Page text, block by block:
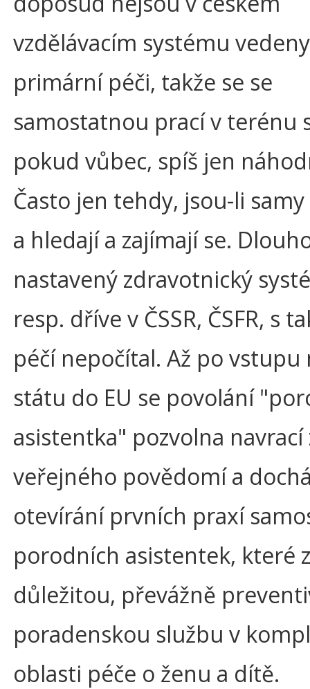
vzdělávacím systému
primární péči, takže se se
samostatnou prací v terénu
pokud vůbec, spíš jen
Často jen tehdy, jsou-li
a hledají a zajímají se.
nastavený zdravotnický
resp. dříve v ČSSR, ČSFR, s
péčí nepočítal. Až po vstupu
státu do EU se povolání
asistentka" pozvolna
veřejného povědomí a
otevírání prvních praxí
porodních asistentek, které
důležitou, převážně
poradenskou službu v
oblasti péče o ženu a dítě.